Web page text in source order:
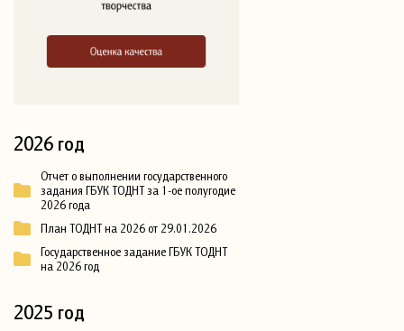
2026 год
Отчет о выполнении государственного
задания ГБУК ТОДНТ за 1-ое полугодие
2026 года
План ТОДНТ на 2026 от 29.01.2026
Государственное задание ГБУК ТОДНТ
на 2026 год
2025 год